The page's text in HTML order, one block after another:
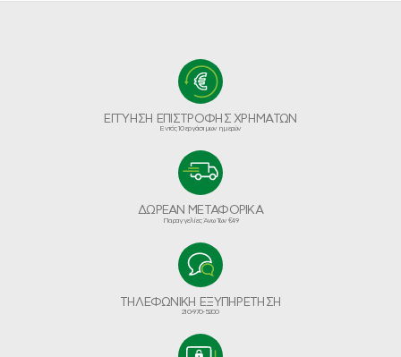
ΕΓΓΥΗΣΗ ΕΠΙΣΤΡΟΦΗΣ ΧΡΗΜΑΤΩΝ
Εντός 10 εργάσιμων ημερών
ΔΩΡΕΑΝ ΜΕΤΑΦΟΡΙΚΑ
Παραγγελίες Άνω Των €49
ΤΗΛΕΦΩΝΙΚΗ ΕΞΥΠΗΡΕΤΗΣΗ
210-970-5200